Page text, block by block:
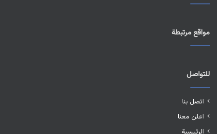
مواقع مرتبطة
للتواصل
اتصل بنا
اعلن معنا
الرئيسية